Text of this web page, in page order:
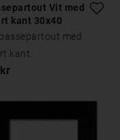
Vit med
kant 30x40
med
kant